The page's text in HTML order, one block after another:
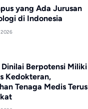
yang Ada Jurusan
di Indonesia
2026
Berpotensi Miliki
Kedokteran,
Tenaga Medis Terus